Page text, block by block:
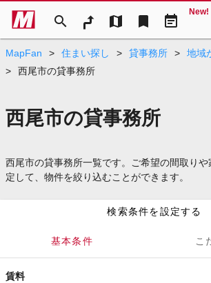
search map bookmark event_note
New!
MapFan > 住まい探し > 貸事務所 > 地域
>
西尾市の貸事務所
西尾市の貸事務所
西尾市の貸事務所一覧です。ご希望の間取り
定して、物件を絞り込むことができます。
検索条件を設定する
基本条件 こ
賃料